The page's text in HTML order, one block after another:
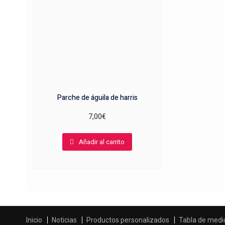
Parche de águila de harris
7,00€
Añadir al carrito
Inicio Noticias Productos personalizados Tabla de